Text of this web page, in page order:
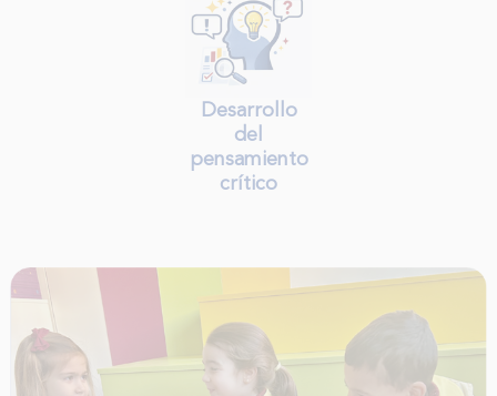
Desarrollo
del
pensamiento
crítico